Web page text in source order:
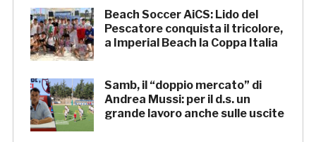
Beach Soccer AiCS: Lido del
Pescatore conquista il tricolore,
a Imperial Beach la Coppa Italia
Samb, il “doppio mercato” di
Andrea Mussi: per il d.s. un
grande lavoro anche sulle uscite